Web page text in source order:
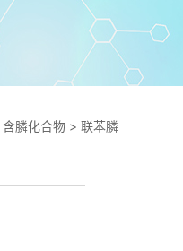
含膦化合物 > 联苯膦